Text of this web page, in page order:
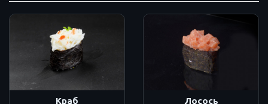
Краб Лосось